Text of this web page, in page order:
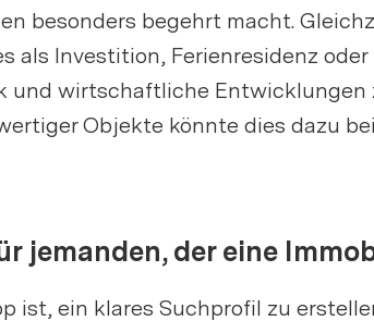
besonders begehrt macht.
als Investition, Ferienresidenz
und wirtschaftliche
Objekte könnte dies dazu
jemanden, der eine
ist, ein klares Suchprofil zu